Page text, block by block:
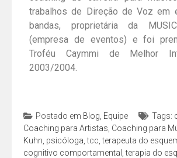
trabalhos de Direção de Voz em
bandas, proprietária da
(empresa de eventos) e foi
Troféu Caymmi de Melhor
2003/2004.
Postado em Blog Equipe Tags:
Coaching para Artistas Coaching para
Kuhn psicóloga ,tcc ,terapeuta do
cognitivo comportamental ,terapia do